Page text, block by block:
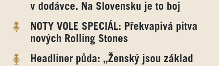
v dodávce. Na Slovensku je to boj
NOTY VOLE SPECIÁL: Překvapivá pitva
nových Rolling Stones
Headliner půda: „Ženský jsou základ